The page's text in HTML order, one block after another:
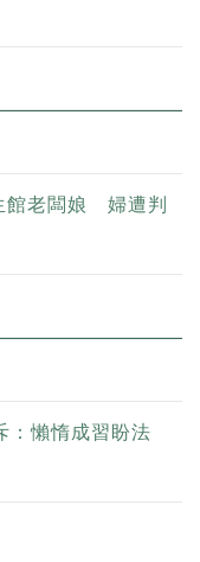
館老闆娘 婦遭判
懶惰成習盼法